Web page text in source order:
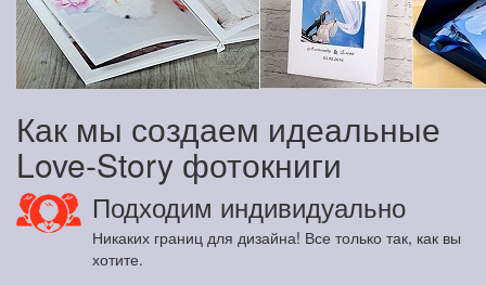
Как мы создаем идеальные
Love-Story фотокниги
Подходим индивидуально
Никаких границ для дизайна! Все только так, как вы
хотите.